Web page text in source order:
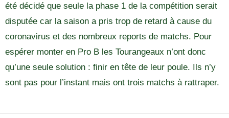
été décidé que seule la phase 1 de la compétition serait
disputée car la saison a pris trop de retard à cause du
coronavirus et des nombreux reports de matchs. Pour
espérer monter en Pro B les Tourangeaux n’ont donc
qu’une seule solution : finir en tête de leur poule. Ils n’y
sont pas pour l’instant mais ont trois matchs à rattraper.